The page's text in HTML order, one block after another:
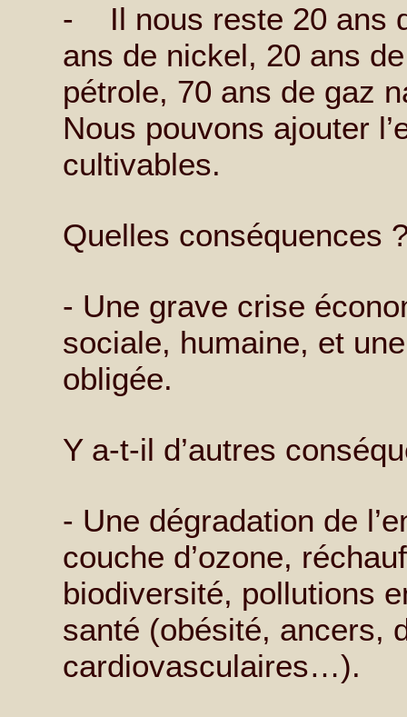
- Il nous reste 20 ans
ans de nickel, 20 ans
pétrole, 70 ans de gaz
Nous pouvons ajouter
cultivables.
Quelles conséquences
- Une grave crise
sociale, humaine, et
obligée.
Y a-t-il d’autres
- Une dégradation de
couche d’ozone,
biodiversité, pollutions
santé (obésité, ancers,
cardiovasculaires…).